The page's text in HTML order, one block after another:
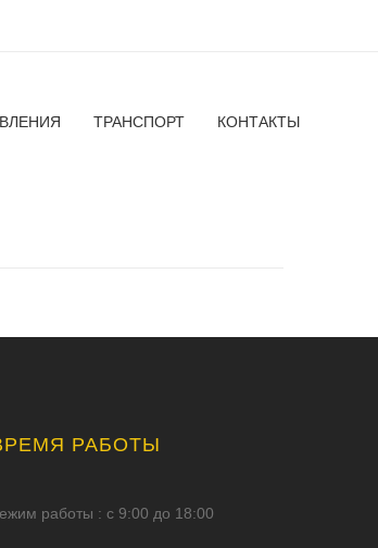
ТРАНСПОРТ КОНТАКТЫ
РАБОТЫ
работы : с 9:00 до 18:00